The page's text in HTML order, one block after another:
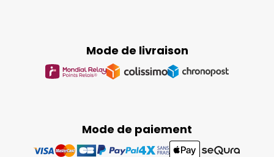
Mode de paiement
Mode de livraison